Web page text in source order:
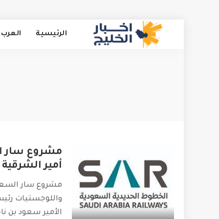
الرئيسية العرب
مشروع سار
أمير الشرقية
مشروع سار
واللوجستيات
الأمير سعود بن